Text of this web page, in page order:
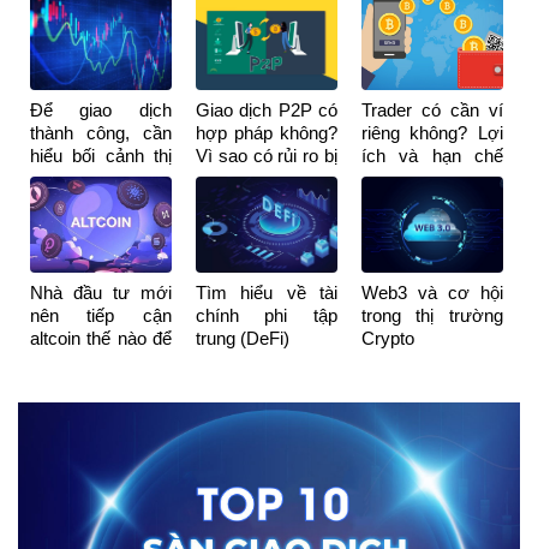
Để giao dịch
thành công, cần
hiểu bối cảnh thị
trường chứ
không phải mẫu
hình nến
Giao dịch P2P có
hợp pháp không?
Vì sao có rủi ro bị
khóa tài khoản
ngân hàng?
Trader có cần ví
riêng không? Lợi
ích và hạn chế
khi dùng ví riêng
Nhà đầu tư mới
nên tiếp cận
altcoin thế nào để
Tìm hiểu về tài
chính phi tập
trung (DeFi)
Web3 và cơ hội
trong thị trường
Crypto